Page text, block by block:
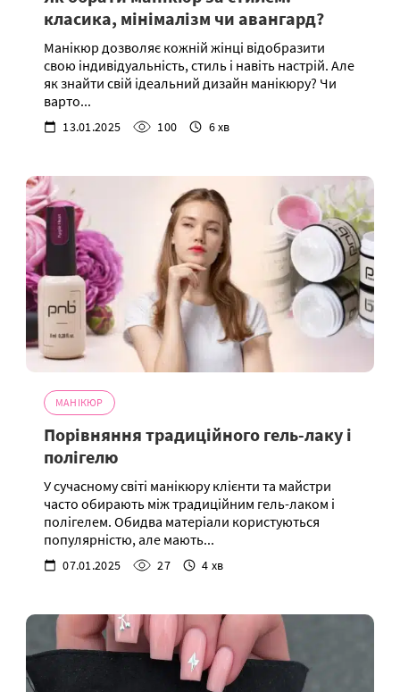
класика, мінімалізм чи авангард?
Манікюр дозволяє кожній жінці відобразити
свою індивідуальність, стиль і навіть настрій. Але
як знайти свій ідеальний дизайн манікюру? Чи
варто...
13.01.2025 100 6 хв
МАНІКЮР
Порівняння традиційного гель-лаку і
полігелю
У сучасному світі манікюру клієнти та майстри
часто обирають між традиційним гель-лаком і
полігелем. Обидва матеріали користуються
популярністю, але мають...
07.01.2025 27 4 хв